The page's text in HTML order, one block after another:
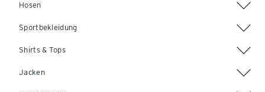
Hosen
Sportbekleidung
Shirts & Tops
Jacken